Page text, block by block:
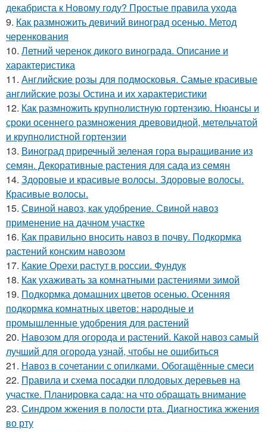
декабриста к Новому году? Простые правила ухода
9. Как размножить девичий виноград осенью. Метод
черенкования
10. Летний черенок дикого винограда. Описание и
характеристика
11. Английские розы для подмосковья. Самые красивые
английские розы Остина и их характеристики
12. Как размножить крупнолистную гортензию. Нюансы и
сроки осеннего размножения древовидной, метельчатой
и крупнолистной гортензии
13. Виноград приречный зеленая гора выращивание из
семян. Декоративные растения для сада из семян
14. Здоровые и красивые волосы. Здоровые волосы.
Красивые волосы.
15. Свиной навоз, как удобрение. Свиной навоз
применение на дачном участке
16. Как правильно вносить навоз в почву. Подкормка
растений конским навозом
17. Какие Орехи растут в россии. Фундук
18. Как ухаживать за комнатными растениями зимой
19. Подкормка домашних цветов осенью. Осенняя
подкормка комнатных цветов: народные и
промышленные удобрения для растений
20. Навозом для огорода и растений. Какой навоз самый
лучший для огорода узнай, чтобы не ошибиться
21. Навоз в сочетании с опилками. Обогащённые смеси
22. Правила и схема посадки плодовых деревьев на
участке. Планировка сада: на что обращать внимание
23. Синдром жжения в полости рта. Диагностика жжения
во рту